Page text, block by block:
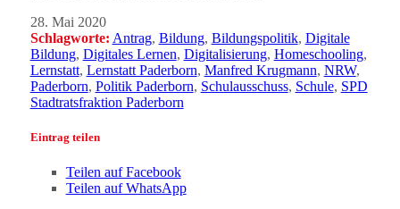
28. Mai 2020
Schlagworte: Antrag, Bildung, Bildungspolitik, Digitale
Bildung, Digitales Lernen, Digitalisierung, Homeschooling,
Lernstatt, Lernstatt Paderborn, Manfred Krugmann, NRW,
Paderborn, Politik Paderborn, Schulausschuss, Schule, SPD
Stadtratsfraktion Paderborn
Eintrag teilen
Teilen auf Facebook
Teilen auf WhatsApp